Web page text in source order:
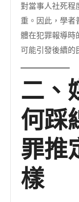
對當事人社死程
重。因此，學者
體在犯罪報導時
可能引發後續的
二、
何踩
罪推
樣